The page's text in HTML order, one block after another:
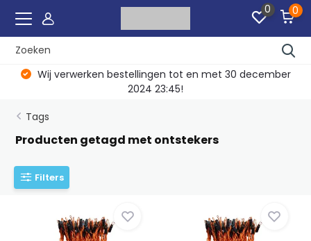
0 0
Wij verwerken bestellingen tot en met 30 december
2024 23:45!
Tags
Producten getagd met ontstekers
Filters